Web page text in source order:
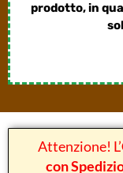
prodotto, in
Attenzione! L’
con